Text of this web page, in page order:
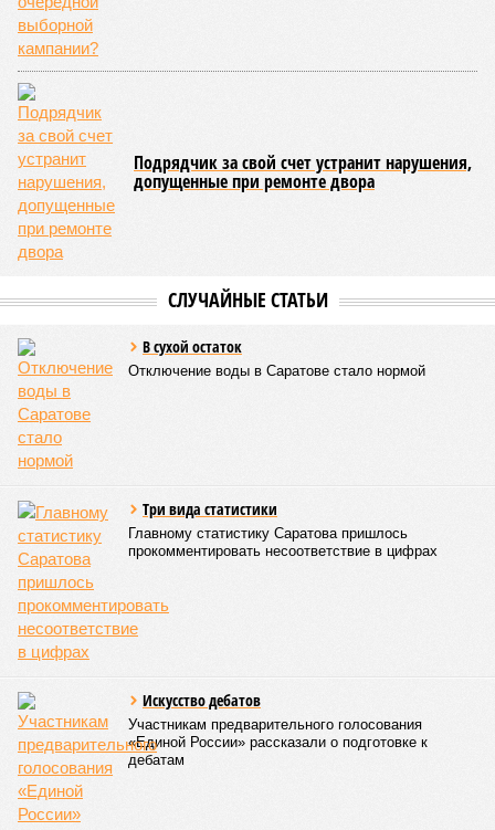
табачным рынками, депутат Саратовской областной думы
Вячеслав Калинин
современных угроз переместилась в цифровое
пространство.
«Сегодня интернет используется не только для
коммуникаций и получения информации, но, к
сожалению, и для противоправной деятельности. Речь
идёт о мошенничестве, распространении
контрафактной продукции, незаконной торговле и
иных нарушениях законодательства. Поэтому
таким ресурсам является важной частью общей
Калинин.
Парламентарий также отметил особую значимость борьбы
с незаконным оборотом алкогольной и табачной продукции,
поскольку подобные нарушения несут риски не только для
соблюдения законодательства, но и для здоровья граждан.
По словам Калинина, противодействие контрафактной и
нелегальной продукции является важным элементом
защиты населения. Он отметил, что граждане должны быть
уверены в безопасности приобретаемых товаров, тогда как
злоумышленники всё активнее используют интернет для
реализации запрещённой продукции и обхода
действующих ограничений.
Стоит отметить, что при участии Вячеслава Калинина как
Росалкогольтабакконтроле ведётся системная работа по
выявлению интернет-ресурсов, связанных с незаконным
оборотом алкогольной продукции. Благодаря
взаимодействию с профильными ведомствами и
надзорными органами был ограничен доступ более чем к
200 сайтам, осуществлявшим нелегальную дистанционную